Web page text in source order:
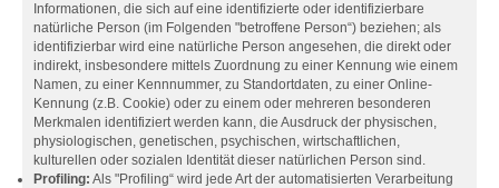
Informationen, die sich auf eine identifizierte oder identifizierbare
natürliche Person (im Folgenden "betroffene Person“) beziehen; als
identifizierbar wird eine natürliche Person angesehen, die direkt oder
indirekt, insbesondere mittels Zuordnung zu einer Kennung wie einem
Namen, zu einer Kennnummer, zu Standortdaten, zu einer Online-
Kennung (z.B. Cookie) oder zu einem oder mehreren besonderen
Merkmalen identifiziert werden kann, die Ausdruck der physischen,
physiologischen, genetischen, psychischen, wirtschaftlichen,
kulturellen oder sozialen Identität dieser natürlichen Person sind.
Profiling: Als "Profiling“ wird jede Art der automatisierten Verarbeitung